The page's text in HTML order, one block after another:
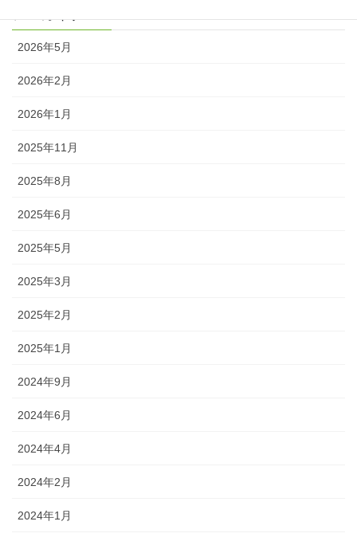
2026年5月
2026年2月
2026年1月
2025年11月
2025年8月
2025年6月
2025年5月
2025年3月
2025年2月
2025年1月
2024年9月
2024年6月
2024年4月
2024年2月
2024年1月